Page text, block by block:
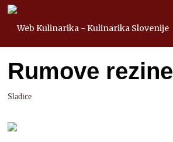
Rumove rezine
Sladice